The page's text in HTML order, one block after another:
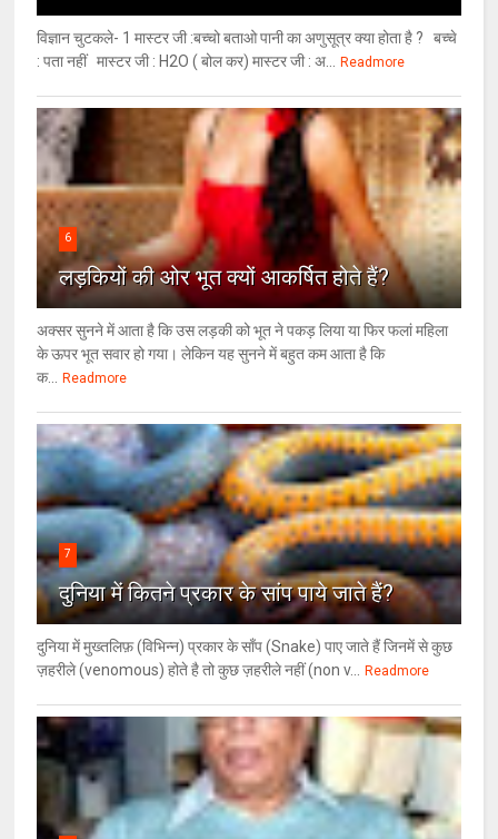
विज्ञान चुटकले- 1 मास्टर जी :बच्चो बताओ पानी का अणुसूत्र क्या होता है ? बच्चे
: पता नहीं मास्टर जी : H2O ( बोल कर) मास्टर जी : अ... Readmore
6
लड़कियों की ओर भूत क्‍यों आकर्षित होते हैं?
अक्सर सुनने में आता है कि उस लड़की को भूत ने पकड़ लिया या फिर फलां महिला
के ऊपर भूत सवार हो गया। लेकिन यह सुनने में बहुत कम आता है कि
क... Readmore
7
दुनिया में कितने प्रकार के सांप पाये जाते हैं?
दुनिया में मुख्तलिफ़ (विभिन्न) प्रकार के साँप (Snake) पाए जाते हैं जिनमें से कुछ
ज़हरीले (venomous) होते है तो कुछ ज़हरीले नहीं (non v... Readmore